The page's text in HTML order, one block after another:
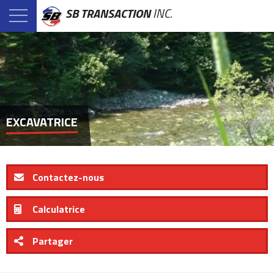
SB TRANSACTIONINC.
EXCAVATRICE
Contactez-nous
Calculatrice
Partager